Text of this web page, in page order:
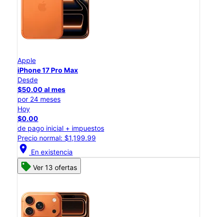
Apple
iPhone 17 Pro Max
Desde
$50.00 al mes
por 24 meses
Hoy
$0.00
de pago inicial + impuestos
Precio normal: $1,199.99
location_on En existencia
Ver 13 ofertas